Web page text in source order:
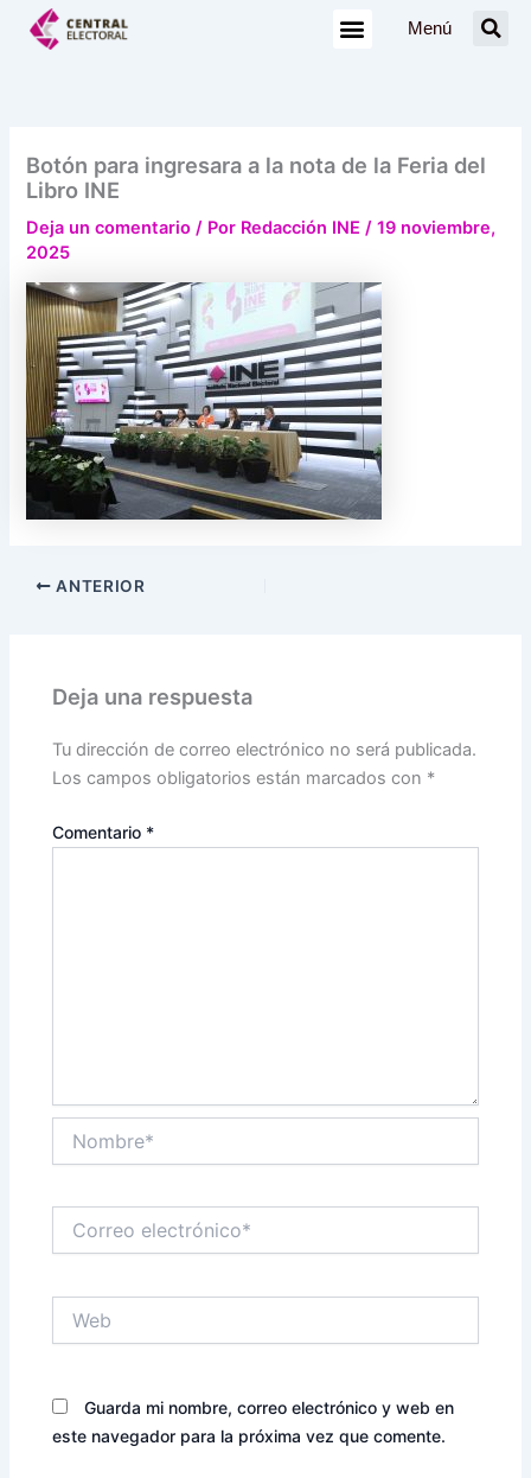
Menú
Botón para ingresara a la nota de la Feria del
Libro INE
Deja un comentario / Por Redacción INE/19 noviembre,
2025
ANTERIOR
Deja una respuesta
Tu dirección de correo electrónico no será publicada.
Los campos obligatorios están marcados con *
Comentario *
electrónico*
Guarda mi nombre, correo electrónico y web en
este navegador para la próxima vez que comente.